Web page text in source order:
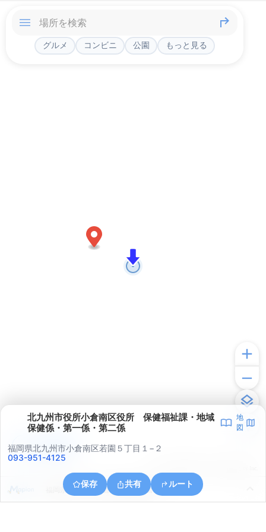
グルメ コンビニ 公園 もっと見る
北九州市役所小倉南区役所 保健福祉課・地域
保健係・第一係・第二係
地
図
福岡県北九州市小倉南区若園５丁目１−２
093-951-4125
保存 共有 ルート
福岡県北九州市小倉南区蜷田若園３丁目１０
アプリで見る